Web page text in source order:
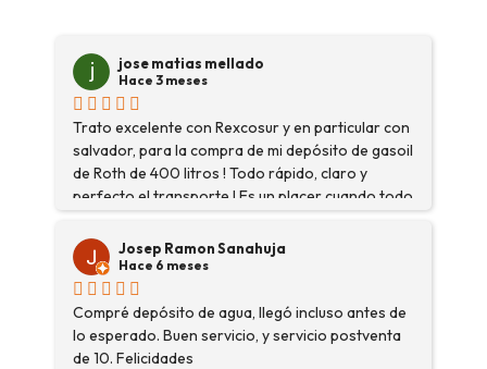
jose matias mellado
Hace 3 meses
Trato excelente con Rexcosur y en particular con
salvador, para la compra de mi depósito de gasoil
de Roth de 400 litros ! Todo rápido, claro y
perfecto el transporte ! Es un placer cuando todo
Josep Ramon Sanahuja
Hace 6 meses
Compré depósito de agua, llegó incluso antes de
lo esperado. Buen servicio, y servicio postventa
de 10. Felicidades